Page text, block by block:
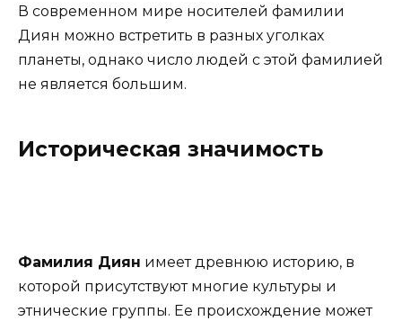
В современном мире носителей фамилии
Диян можно встретить в разных уголках
планеты, однако число людей с этой фамилией
не является большим.
Историческая значимость
Фамилия Диян имеет древнюю историю, в
которой присутствуют многие культуры и
этнические группы. Ее происхождение может